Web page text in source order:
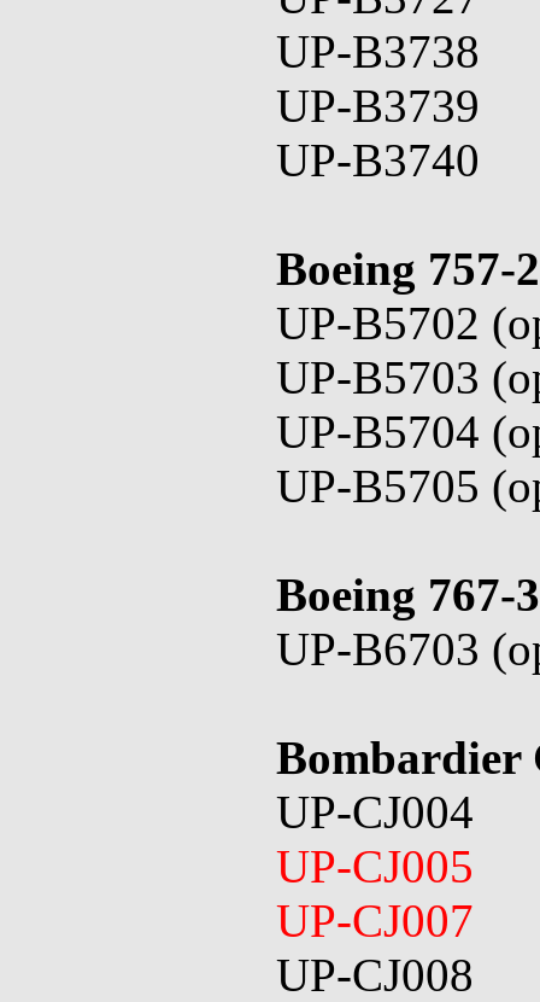
UP-B3738
UP-B3739
UP-B3740
Boeing 757-
UP-B5702
UP-B5703
UP-B5704
UP-B5705
Boeing 767-
UP-B6703
Bombardier
UP-CJ004
UP-CJ005
UP-CJ007
UP-CJ008